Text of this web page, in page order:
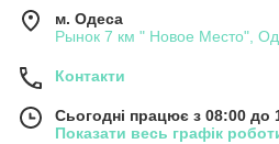
м. Одеса
Рынок 7 км " Новое Место",
Контакти
Сьогодні працює з 08:00 до
Показати весь графік